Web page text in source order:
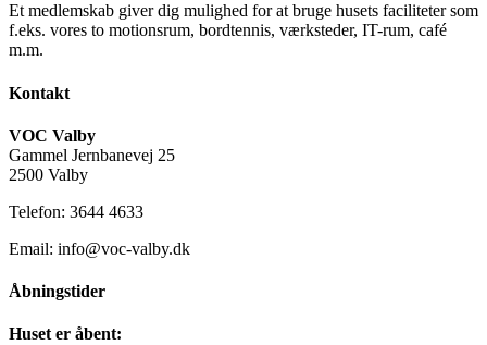
Et medlemskab giver dig mulighed for at bruge husets faciliteter som
f.eks. vores to motionsrum, bordtennis, værksteder, IT-rum, café
m.m.
Kontakt
VOC Valby
Gammel Jernbanevej 25
2500 Valby
Telefon: 3644 4633
Email: info@voc-valby.dk
Åbningstider
Huset er åbent: